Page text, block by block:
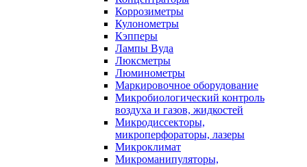
Коррозиметры
Кулонометры
Кэпперы
Лампы Вуда
Люксметры
Люминометры
Маркировочное оборудование
Микробиологический контроль
воздуха и газов, жидкостей
Микродиссекторы,
микроперфораторы, лазеры
Микроклимат
Микроманипуляторы,